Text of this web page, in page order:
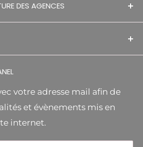
DES AGENCES
AGENCES
votre adresse mail afin de
et évènements mis en
internet.